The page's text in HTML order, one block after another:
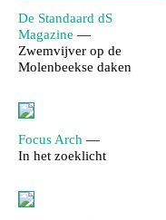
De Standaard dS
Magazine —
Zwemvijver op de
Molenbeekse daken
Focus Arch —
In het zoeklicht